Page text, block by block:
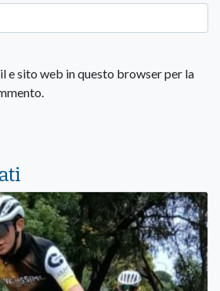
e sito web in questo browser per la